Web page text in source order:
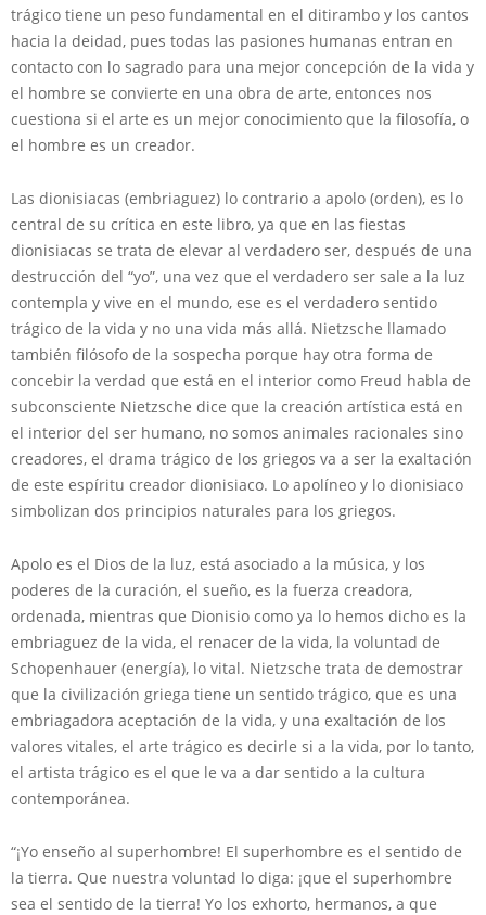
trágico tiene un peso fundamental en el ditirambo y los cantos
hacia la deidad, pues todas las pasiones humanas entran en
contacto con lo sagrado para una mejor concepción de la vida y
el hombre se convierte en una obra de arte, entonces nos
cuestiona si el arte es un mejor conocimiento que la filosofía, o
el hombre es un creador.
Las dionisiacas (embriaguez) lo contrario a apolo (orden), es lo
central de su crítica en este libro, ya que en las fiestas
dionisiacas se trata de elevar al verdadero ser, después de una
destrucción del “yo”, una vez que el verdadero ser sale a la luz
contempla y vive en el mundo, ese es el verdadero sentido
trágico de la vida y no una vida más allá. Nietzsche llamado
también filósofo de la sospecha porque hay otra forma de
concebir la verdad que está en el interior como Freud habla de
subconsciente Nietzsche dice que la creación artística está en
el interior del ser humano, no somos animales racionales sino
creadores, el drama trágico de los griegos va a ser la exaltación
de este espíritu creador dionisiaco. Lo apolíneo y lo dionisiaco
simbolizan dos principios naturales para los griegos.
Apolo es el Dios de la luz, está asociado a la música, y los
poderes de la curación, el sueño, es la fuerza creadora,
ordenada, mientras que Dionisio como ya lo hemos dicho es la
embriaguez de la vida, el renacer de la vida, la voluntad de
Schopenhauer (energía), lo vital. Nietzsche trata de demostrar
que la civilización griega tiene un sentido trágico, que es una
embriagadora aceptación de la vida, y una exaltación de los
valores vitales, el arte trágico es decirle si a la vida, por lo tanto,
el artista trágico es el que le va a dar sentido a la cultura
contemporánea.
“¡Yo enseño al superhombre! El superhombre es el sentido de
la tierra. Que nuestra voluntad lo diga: ¡que el superhombre
sea el sentido de la tierra! Yo los exhorto, hermanos, a que